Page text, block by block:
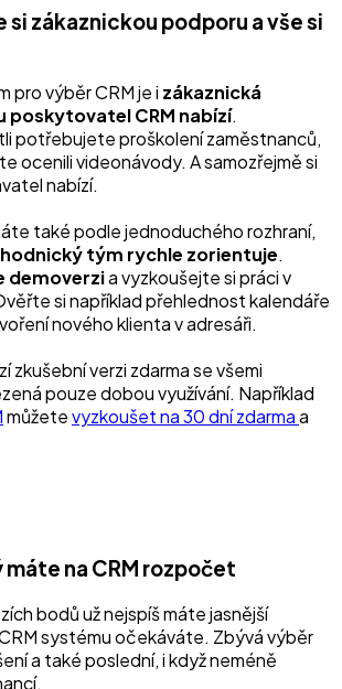
zákaznickou podporu a vše si
pro výběr CRM je i zákaznická
CRM nabízí.
potřebujete proškolení zaměstnanců,
ocenili videonávody. A samozřejmě si
nabízí.
také podle jednoduchého rozhraní,
tým rychle zorientuje.
demoverzia vyzkoušejte si práci v
si například přehlednost kalendáře
nového klienta v adresáři.
zkušební verzi zdarma se všemi
pouze dobou využívání. Například
můžetevyzkoušet na 30 dní zdarmaa
na CRM rozpočet
bodů už nejspíš máte jasnější
systému očekáváte. Zbývá výběr
a také poslední, i když neméně